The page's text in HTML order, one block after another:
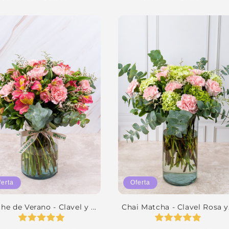
de Verano - Clavel y ...
Oferta
Chai Matcha - Clavel Rosa